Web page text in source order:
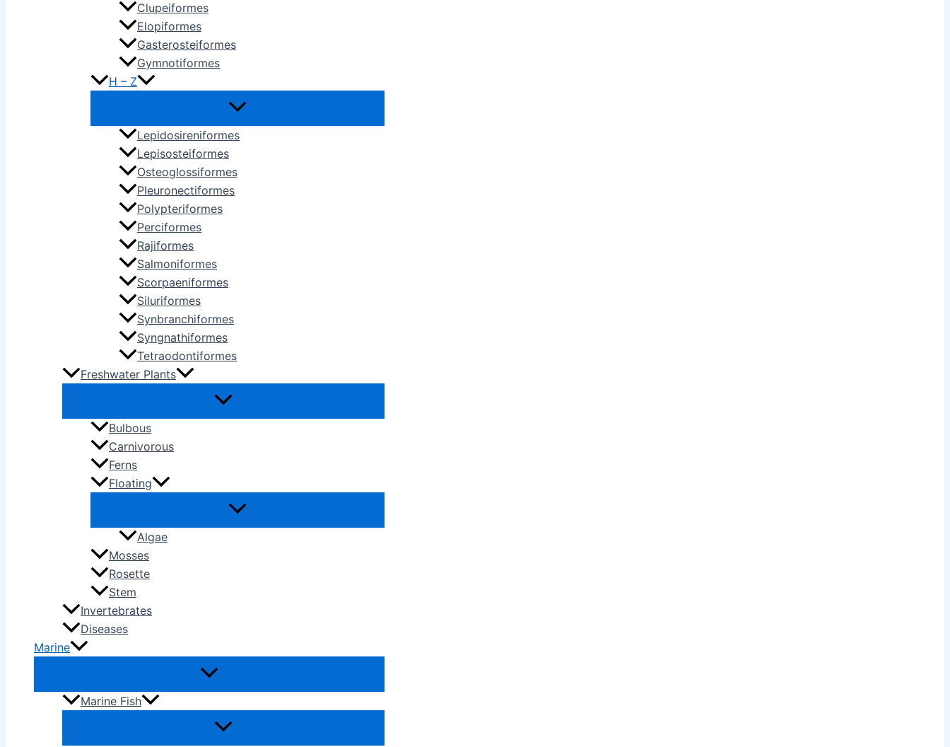
Clupeiformes
Elopiformes
Gasterosteiformes
Gymnotiformes
H – Z
Lepidosireniformes
Lepisosteiformes
Osteoglossiformes
Pleuronectiformes
Polypteriformes
Perciformes
Rajiformes
Salmoniformes
Scorpaeniformes
Siluriformes
Synbranchiformes
Syngnathiformes
Tetraodontiformes
Freshwater Plants
Bulbous
Carnivorous
Ferns
Floating
Algae
Mosses
Rosette
Stem
Invertebrates
Diseases
Marine
Marine Fish